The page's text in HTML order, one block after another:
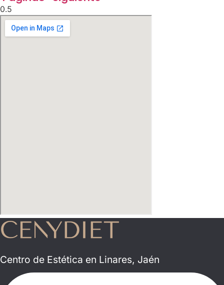
Centro de Estética en Linares, Jaén